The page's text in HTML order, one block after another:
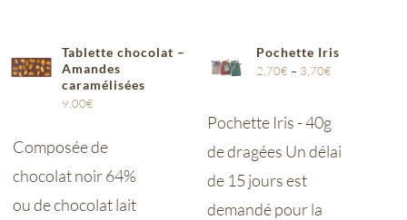
Tablette chocolat –
Amandes
caramélisées
9,00€
Composée de
chocolat noir 64%
ou de chocolat lait
Pochette Iris
2,70€ – 3,70€
Pochette Iris - 40g
de dragées Un délai
de 15 jours est
demandé pour la